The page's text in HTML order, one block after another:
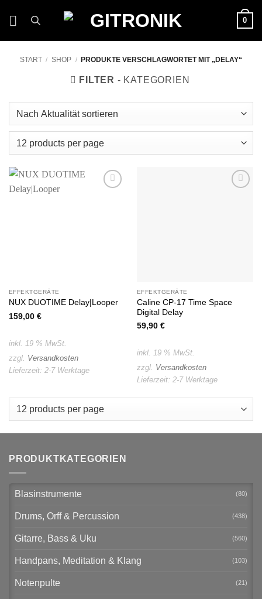
0
START / SHOP / PRODUKTE VERSCHLAGWORTET MIT „DELAY“
FILTER
EFFEKTGERÄTE
NUX DUOTIME Delay|Looper
159,00 €
inkl. 19 % MwSt.
zzgl. Versandkosten
Lieferzeit: 2-7 Werktage
EFFEKTGERÄTE
Caline CP-17 Time Space
Digital Delay
59,90 €
inkl. 19 % MwSt.
zzgl. Versandkosten
Lieferzeit: 2-7 Werktage
PRODUKTKATEGORIEN
Blasinstrumente (80)
Drums, Orff & Percussion (438)
Gitarre, Bass & Uku (560)
Handpans, Meditation & Klang (103)
Notenpulte (21)